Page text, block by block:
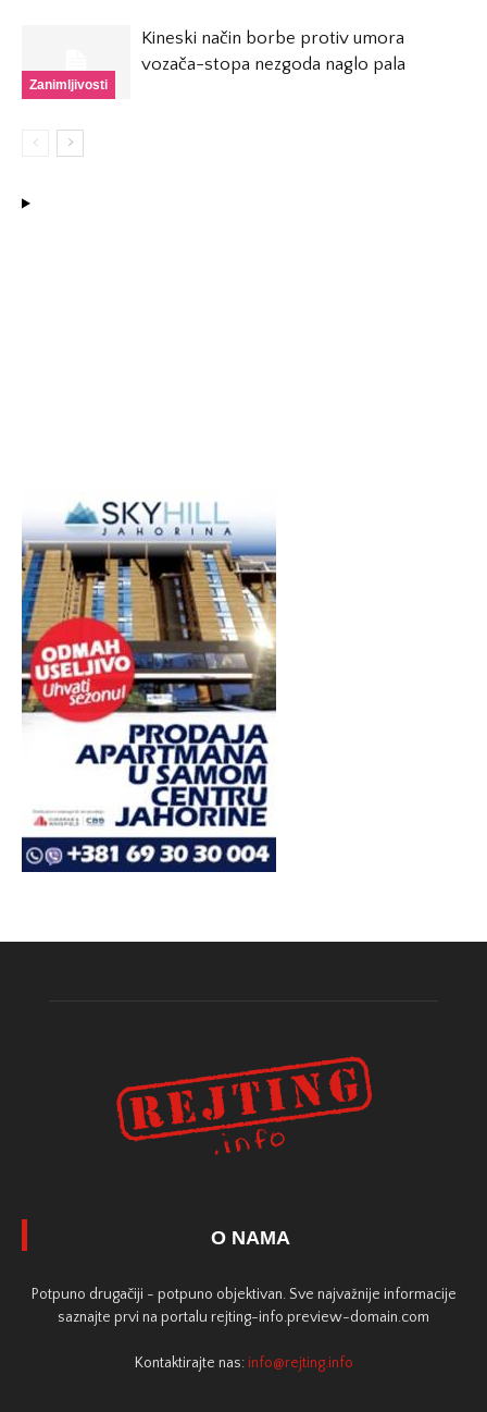
Zanimljivosti
Kineski način borbe protiv umora
vozača-stopa nezgoda naglo pala
O NAMA
Potpuno drugačiji - potpuno objektivan. Sve najvažnije informacije
saznajte prvi na portalu rejting-info.preview-domain.com
Kontaktirajte nas: info@rejting.info